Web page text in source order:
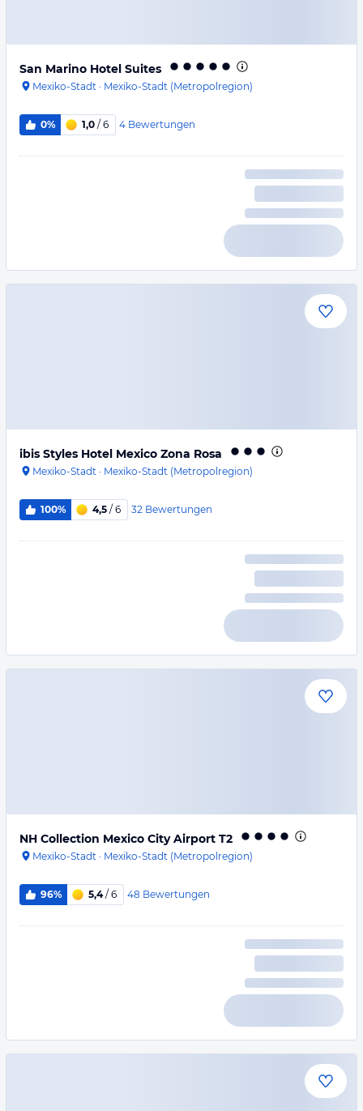
San Marino Hotel Suites
Mexiko-Stadt · Mexiko-Stadt (Metropolregion)
0% 1,0 / 6 4 Bewertungen
ibis Styles Hotel Mexico Zona Rosa
Mexiko-Stadt · Mexiko-Stadt (Metropolregion)
100% 4,5 / 6 32 Bewertungen
NH Collection Mexico City Airport T2
Mexiko-Stadt · Mexiko-Stadt (Metropolregion)
96% 5,4/ 6 48 Bewertungen